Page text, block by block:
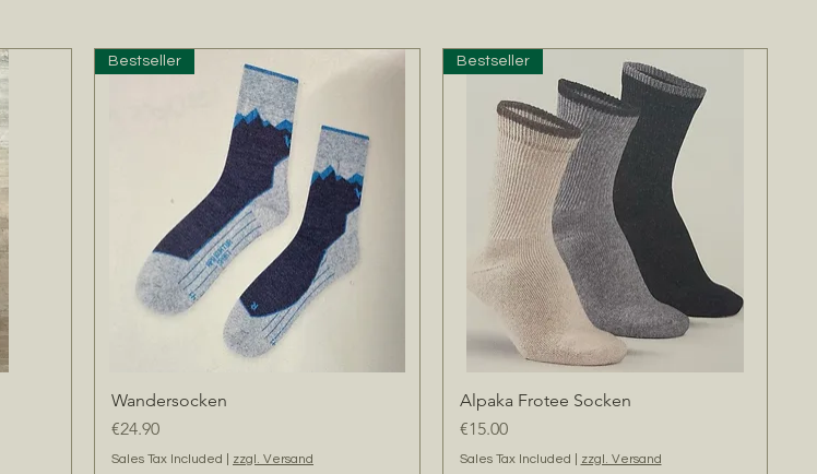
Quick View
Bestseller
Wandersocken
Price
€24.90
Sales Tax Included zzgl. Versand
Quick View
Bestseller
Alpaka Frotee Socken
Price
€15.00
Sales Tax Included zzgl. Versand